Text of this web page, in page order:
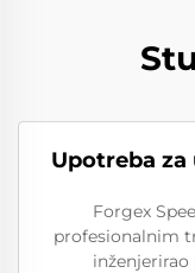
Upotreba
Forgex
profesionalnim